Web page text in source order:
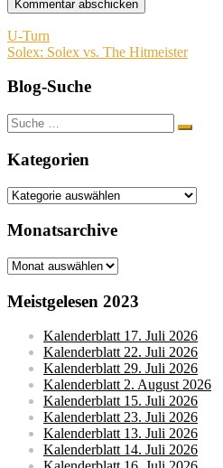
Beitragsnavigation
U-Turn
Solex: Solex vs. The Hitmeister
Blog-Suche
Suche
nach:
Kategorien
Kategorien
Monatsarchive
Monatsarchive
Meistgelesen 2023
Kalenderblatt 17. Juli 2026
Kalenderblatt 22. Juli 2026
Kalenderblatt 29. Juli 2026
Kalenderblatt 2. August 2026
Kalenderblatt 15. Juli 2026
Kalenderblatt 23. Juli 2026
Kalenderblatt 13. Juli 2026
Kalenderblatt 14. Juli 2026